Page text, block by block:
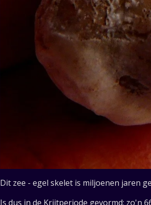
Dit zee - egel skelet is miljoenen jaren
Is dus in de Krijtperiode gevormd; zo'n